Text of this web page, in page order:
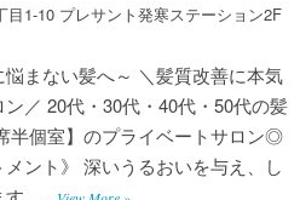
1-10 プレサント発寒ステーション2F
まない髪へ～ ＼髪質改善に本気
／ 20代・30代・40代・50代の髪
半個室】のプライベートサロン◎
メント》 深いうるおいを与え、し